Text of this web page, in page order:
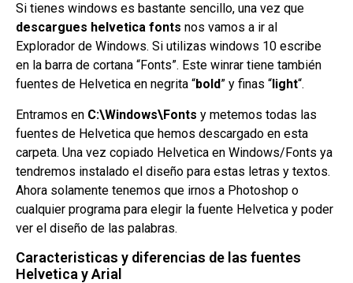
Si tienes windows es bastante sencillo, una vez que
descargues helvetica fonts nos vamos a ir al
Explorador de Windows. Si utilizas windows 10 escribe
en la barra de cortana “Fonts”. Este winrar tiene también
fuentes de Helvetica en negrita “bold” y finas “ light“.
Entramos en C:\Windows\Fonts y metemos todas las
fuentes de Helvetica que hemos descargado en esta
carpeta. Una vez copiado Helvetica en Windows/Fonts ya
tendremos instalado el diseño para estas letras y textos.
Ahora solamente tenemos que irnos a Photoshop o
cualquier programa para elegir la fuente Helvetica y poder
ver el diseño de las palabras.
Caracteristicas y diferencias de las fuentes
Helvetica y Arial